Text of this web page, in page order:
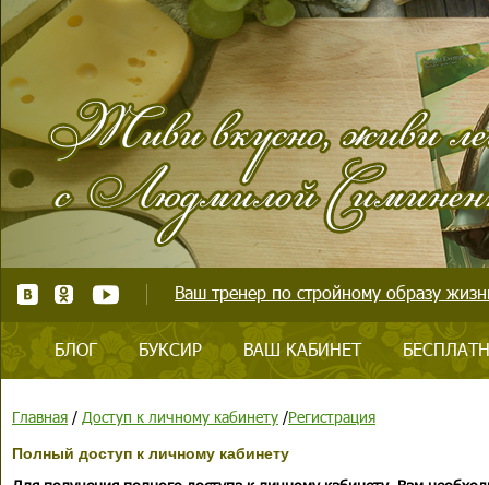
Ваш тренер по стройному образу
БЛОГ БУКСИР ВАШ КАБИНЕТ
Главная / Доступ к личному кабинету /Регистрация
Полный доступ к личному кабинету